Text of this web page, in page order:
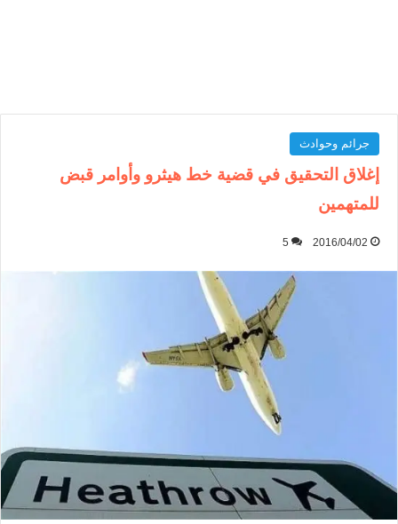
جرائم وحوادث
إغلاق التحقيق في قضية خط هيثرو وأوامر قبض
للمتهمين
2016/04/02
5